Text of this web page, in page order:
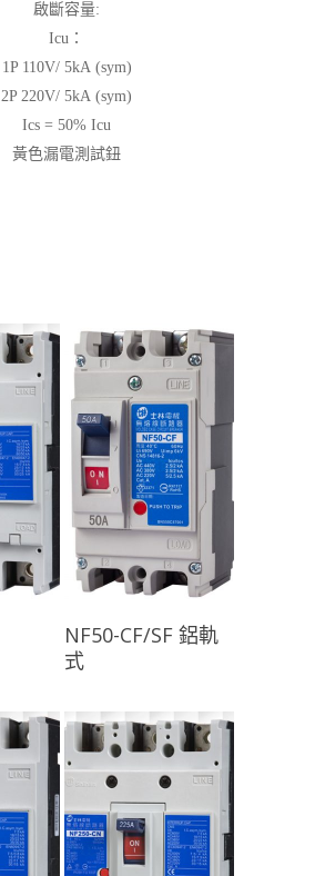
啟斷容量:
Icu：
1P 110V/ 5kA (sym)
2P 220V/ 5kA (sym)
Ics = 50% Icu
黃色漏電測試鈕
NF50-CF/SF 鋁軌
式